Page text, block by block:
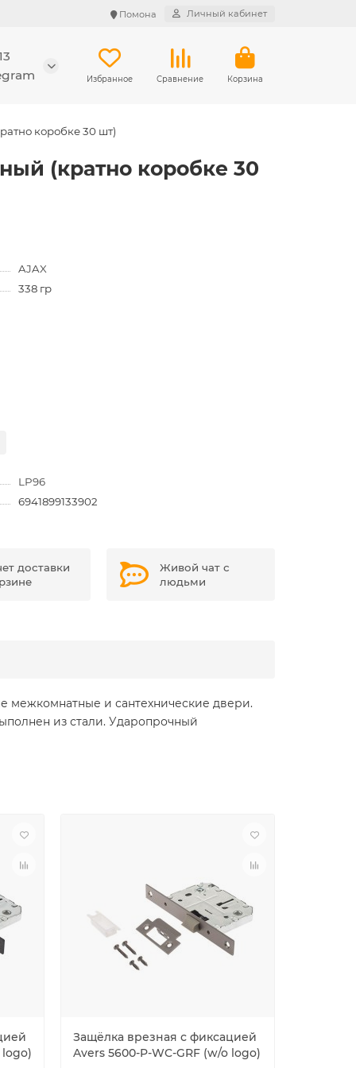
Помона Личный кабинет
Избранное Сравнение Корзина
коробке 30 шт)
(кратно коробке 30
AJAX
338 гр
LP96
6941899133902
доставки
Живой чат с
людьми
межкомнатные и сантехнические двери.
из стали. Ударопрочный
logo)
Защёлка врезная с фиксацией
Avers 5600-P-WC-GRF (w/o logo)